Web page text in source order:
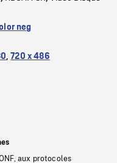
neg
,720 x 486
aux protocoles